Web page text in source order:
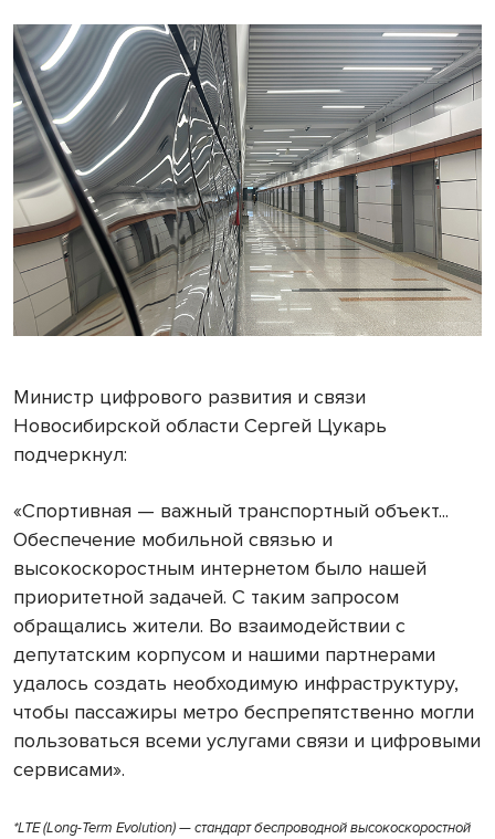
Министр цифрового развития и связи
Новосибирской области Сергей Цукарь
подчеркнул:
«Спортивная — важный транспортный объект...
Обеспечение мобильной связью и
высокоскоростным интернетом было нашей
приоритетной задачей. С таким запросом
обращались жители. Во взаимодействии с
депутатским корпусом и нашими партнерами
удалось создать необходимую инфраструктуру,
чтобы пассажиры метро беспрепятственно могли
пользоваться всеми услугами связи и цифровыми
сервисами».
*LTE (Long-Term Evolution)— стандарт беспроводной высокоскоростной